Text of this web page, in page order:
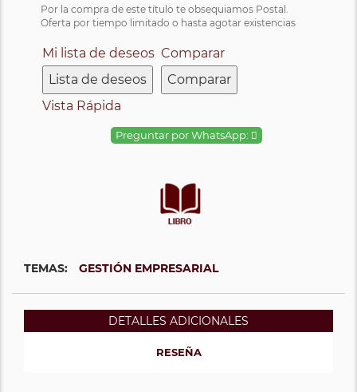
Por la compra de este título te obsequiamos Postal.
Oferta por tiempo limitado o hasta agotar existencias
Mi lista de deseos
Lista de deseos
Comparar
Comparar
Vista Rápida
Preguntar por WhatsApp:
TEMAS: GESTIÓN EMPRESARIAL
DETALLES ADICIONALES
RESEÑA